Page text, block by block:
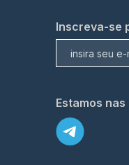
Inscreva-se
Estamos